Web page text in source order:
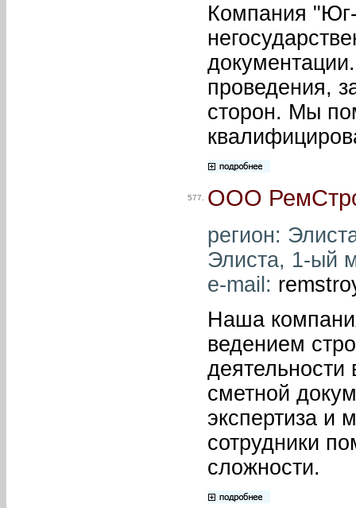
Компания
проведения,
сторон. Мы
577. ООО
регион:
Элиста, 1-ый
e-mail:
Наша
ведением
деятельности
сметной
экспертиза и
сотрудники
сложности.